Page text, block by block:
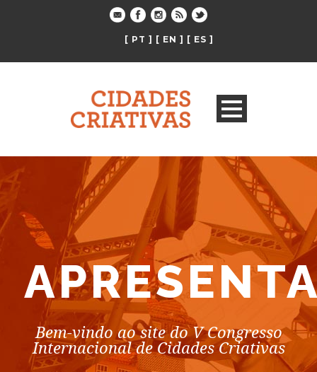
[ PT ] [ EN ] [ ES ]
Bem-vindo ao site do V Congresso
Internacional de Cidades Criativas